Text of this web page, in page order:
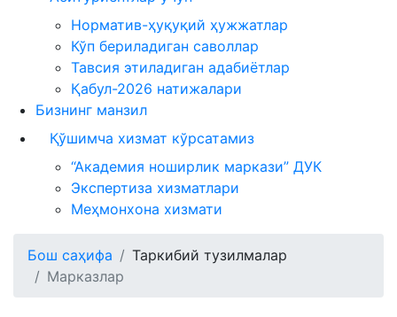
Норматив-ҳуқуқий ҳужжатлар
Кўп бериладиган саволлар
Тавсия этиладиган адабиётлар
Қабул-2026 натижалари
Бизнинг манзил
Қўшимча хизмат кўрсатамиз
“Академия ноширлик маркази” ДУК
Экспертиза хизматлари
Меҳмонхона хизмати
Бош саҳифа
Таркибий тузилмалар
Марказлар